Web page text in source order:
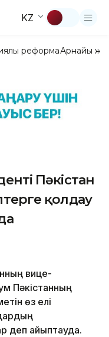
KZ
реформаАрнайы
Пәкістан
қолдау
вице-
Пәкістанның
өз елі
деп айыптауда.